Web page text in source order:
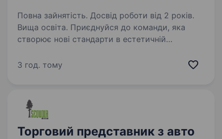
Повна зайнятість. Досвід роботи від 2 років.
Вища освіта. Приєднуйся до команди, яка
створює нові стандарти в естетичній
ексклюзивний дистриб’ютор найбільших
3 год. тому
Торговий представник з авто